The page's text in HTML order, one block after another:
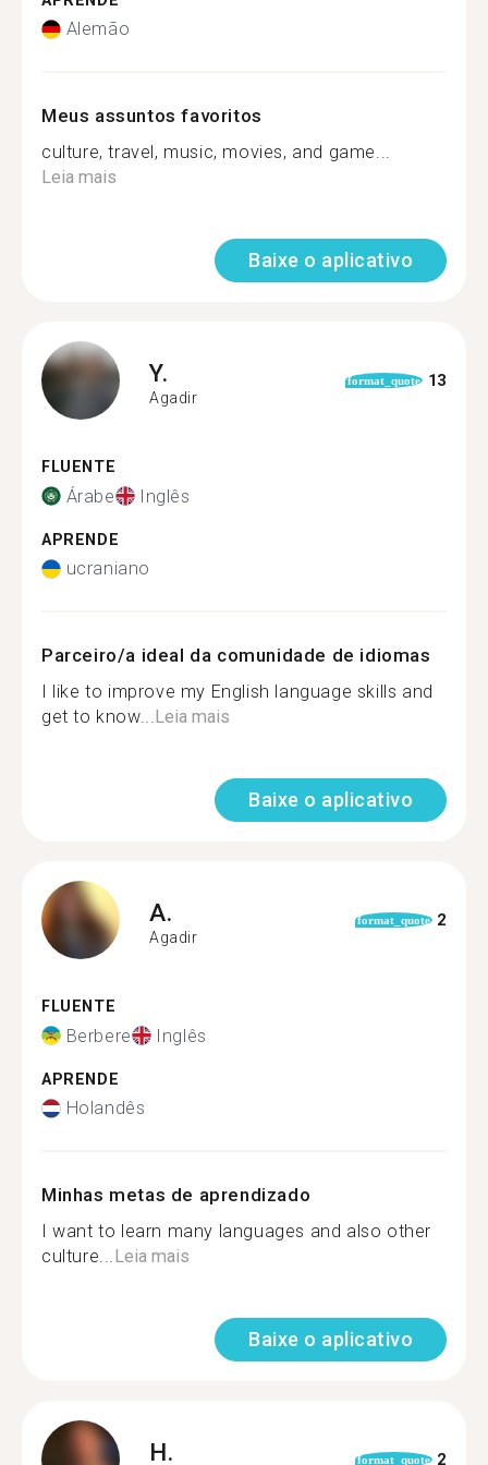
Alemão
Meus assuntos favoritos
culture, travel, music, movies, and game...
Leia mais
Baixe o aplicativo
Y.
Agadir
format_quote 13
FLUENTE
Árabe Inglês
APRENDE
ucraniano
Parceiro/a ideal da comunidade de idiomas
I like to improve my English language skills and
get to know...Leia mais
Baixe o aplicativo
A.
Agadir
format_quote 2
FLUENTE
Berbere Inglês
APRENDE
Holandês
Minhas metas de aprendizado
I want to learn many languages and also other
culture...Leia mais
Baixe o aplicativo
H. format_quote 2